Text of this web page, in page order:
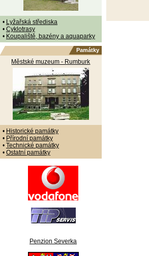
• Lyžařská střediska
• Cyklotrasy
• Koupaliště, bazény a aquaparky
Památky
Městské muzeum - Rumburk
• Historické památky
• Přírodní památky
• Technické památky
• Ostatní památky
Penzion Severka